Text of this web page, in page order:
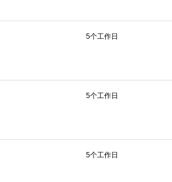
5个工作日
5个工作日
5个工作日